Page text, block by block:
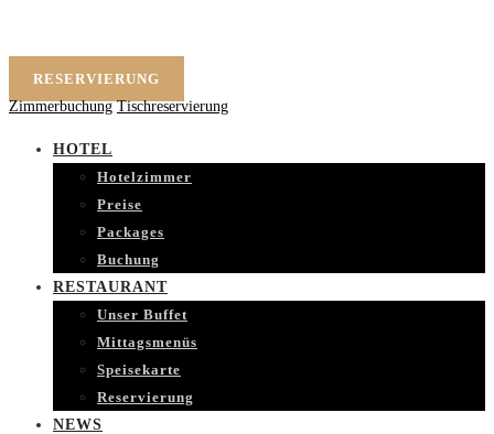
RESERVIERUNG
Zimmerbuchung Tischreservierung
HOTEL
Hotelzimmer
Preise
Packages
Buchung
RESTAURANT
Unser Buffet
Mittagsmenüs
Speisekarte
Reservierung
NEWS